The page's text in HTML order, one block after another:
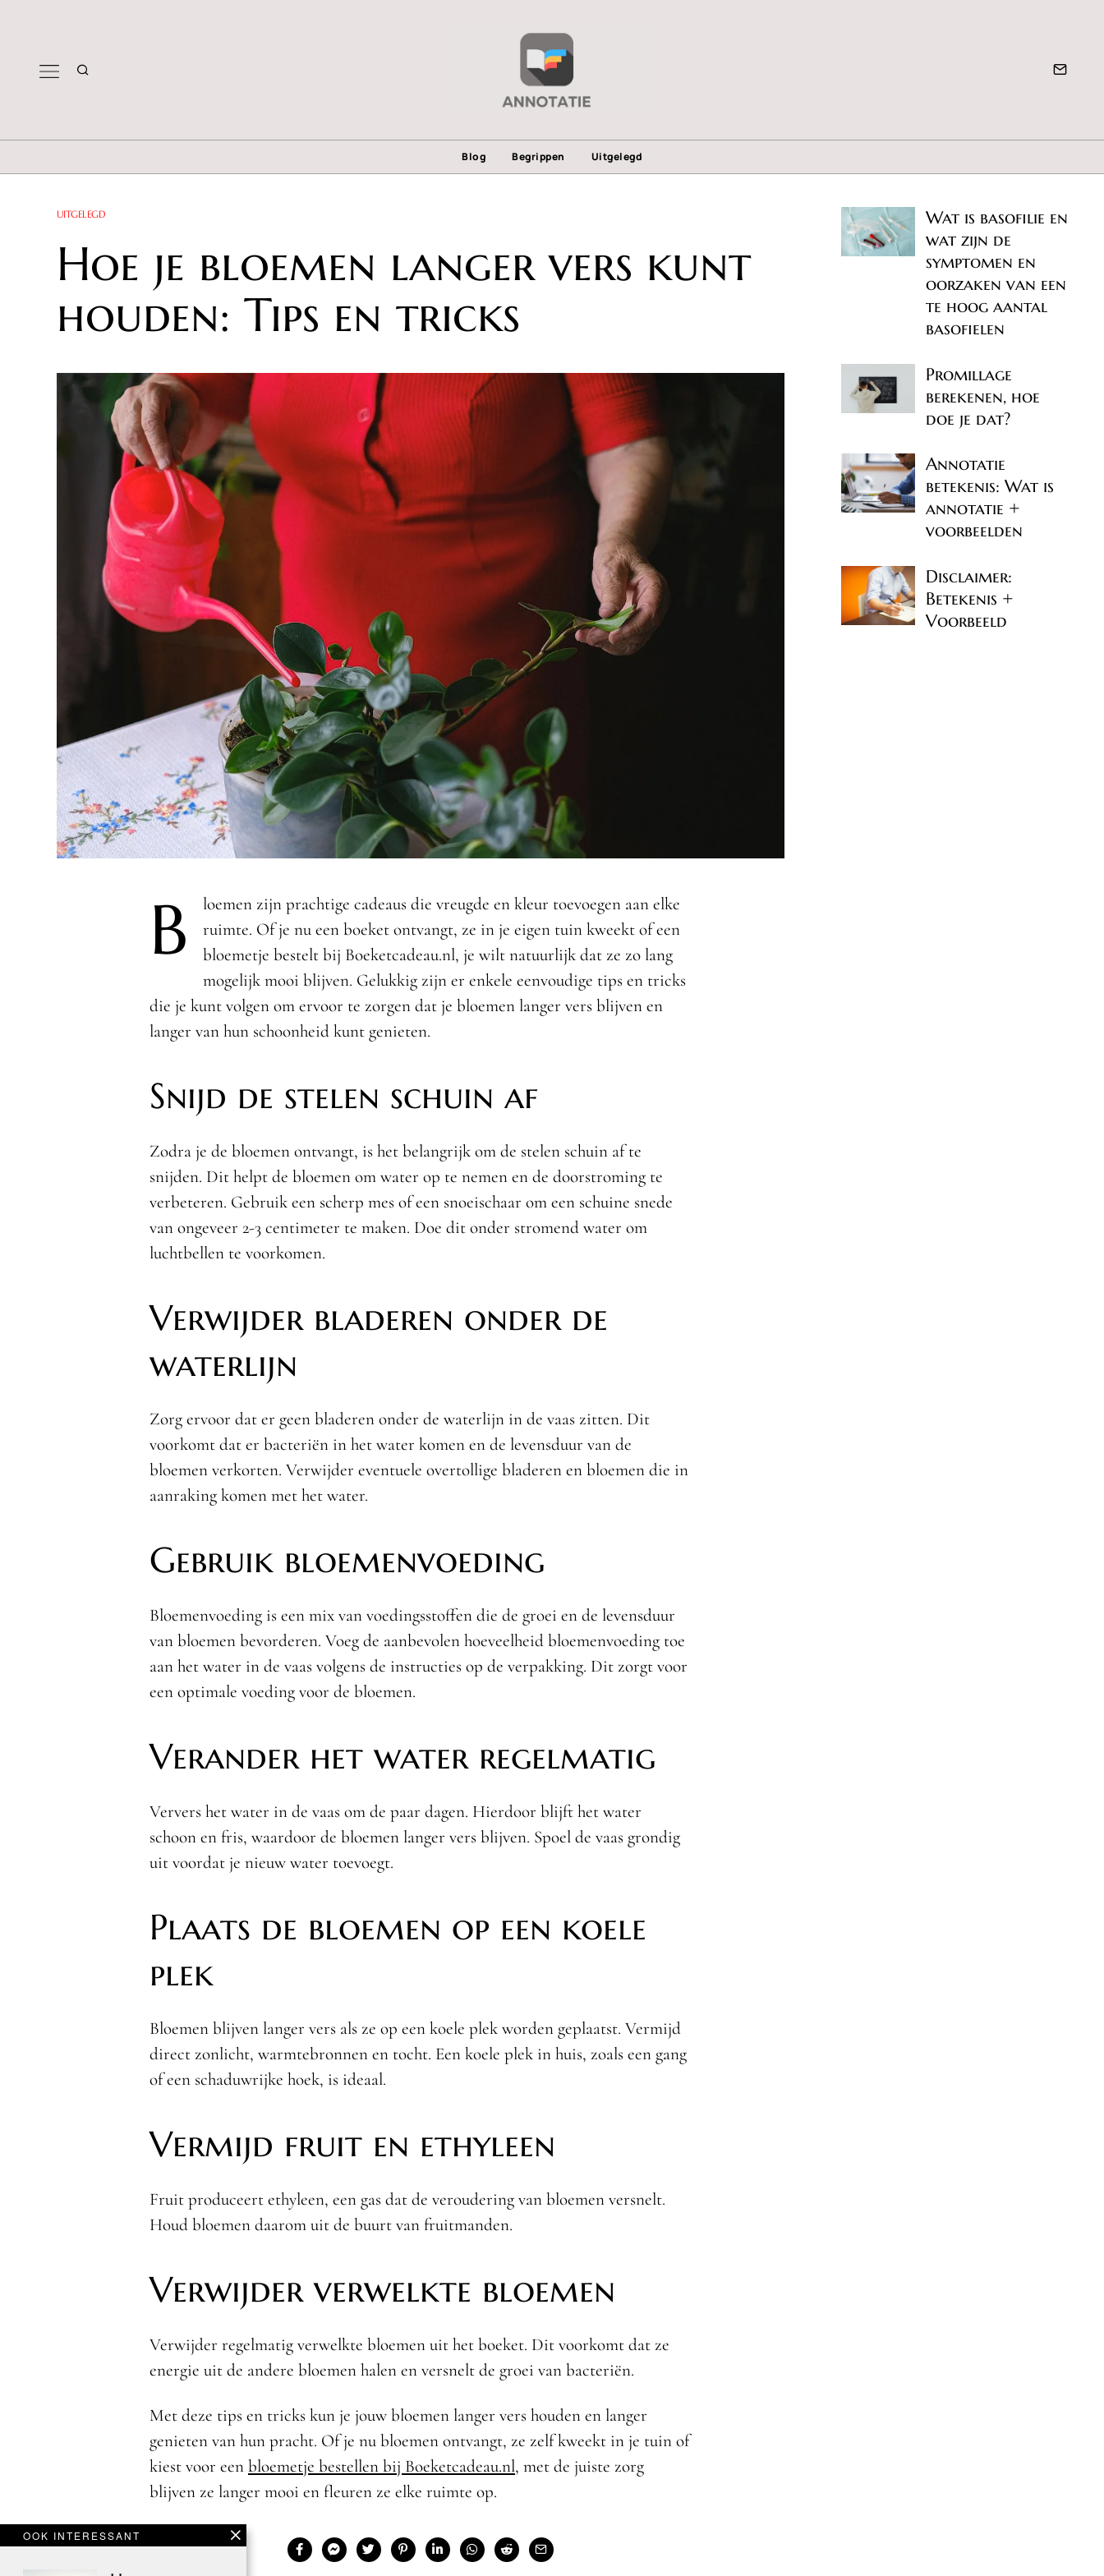
Blog Begrippen Uitgelegd
UITGELEGD
Hoe je bloemen langer vers kunt
houden: Tips en tricks
B
loemen zijn prachtige cadeaus die vreugde en kleur toevoegen aan elke
ruimte. Of je nu een boeket ontvangt, ze in je eigen tuin kweekt of een
bloemetje bestelt bij Boeketcadeau.nl, je wilt natuurlijk dat ze zo lang
mogelijk mooi blijven. Gelukkig zijn er enkele eenvoudige tips en tricks
die je kunt volgen om ervoor te zorgen dat je bloemen langer vers blijven en
langer van hun schoonheid kunt genieten.
Snijd de stelen schuin af
Zodra je de bloemen ontvangt, is het belangrijk om de stelen schuin af te
snijden. Dit helpt de bloemen om water op te nemen en de doorstroming te
verbeteren. Gebruik een scherp mes of een snoeischaar om een schuine snede
van ongeveer 2-3 centimeter te maken. Doe dit onder stromend water om
luchtbellen te voorkomen.
Verwijder bladeren onder de
waterlijn
Zorg ervoor dat er geen bladeren onder de waterlijn in de vaas zitten. Dit
voorkomt dat er bacteriën in het water komen en de levensduur van de
bloemen verkorten. Verwijder eventuele overtollige bladeren en bloemen die in
aanraking komen met het water.
Gebruik bloemenvoeding
Bloemenvoeding is een mix van voedingsstoffen die de groei en de levensduur
van bloemen bevorderen. Voeg de aanbevolen hoeveelheid bloemenvoeding toe
aan het water in de vaas volgens de instructies op de verpakking. Dit zorgt voor
een optimale voeding voor de bloemen.
Verander het water regelmatig
Ververs het water in de vaas om de paar dagen. Hierdoor blijft het water
schoon en fris, waardoor de bloemen langer vers blijven. Spoel de vaas grondig
uit voordat je nieuw water toevoegt.
Plaats de bloemen op een koele
plek
Bloemen blijven langer vers als ze op een koele plek worden geplaatst. Vermijd
direct zonlicht, warmtebronnen en tocht. Een koele plek in huis, zoals een gang
of een schaduwrijke hoek, is ideaal.
Vermijd fruit en ethyleen
Fruit produceert ethyleen, een gas dat de veroudering van bloemen versnelt.
Houd bloemen daarom uit de buurt van fruitmanden.
Verwijder verwelkte bloemen
Verwijder regelmatig verwelkte bloemen uit het boeket. Dit voorkomt dat ze
energie uit de andere bloemen halen en versnelt de groei van bacteriën.
Met deze tips en tricks kun je jouw bloemen langer vers houden en langer
genieten van hun pracht. Of je nu bloemen ontvangt, ze zelf kweekt in je tuin of
kiest voor een bloemetje bestellen bij Boeketcadeau.nl, met de juiste zorg
blijven ze langer mooi en fleuren ze elke ruimte op.
Wat is basofilie en
wat zijn de
symptomen en
oorzaken van een
te hoog aantal
basofielen
Promillage
berekenen, hoe
doe je dat?
Annotatie
betekenis: Wat is
annotatie +
voorbeelden
Disclaimer:
Betekenis +
Voorbeeld
OOK INTERESSANT